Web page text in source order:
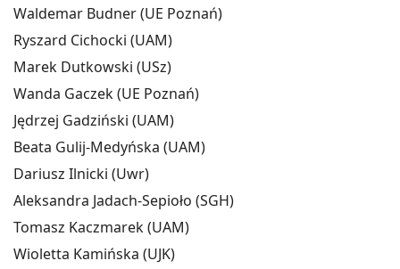
Waldemar Budner (UE Poznań)
Ryszard Cichocki (UAM)
Marek Dutkowski (USz)
Wanda Gaczek (UE Poznań)
Jędrzej Gadziński (UAM)
Beata Gulij-Medyńska (UAM)
Dariusz Ilnicki (Uwr)
Aleksandra Jadach-Sepioło (SGH)
Tomasz Kaczmarek (UAM)
Wioletta Kamińska (UJK)